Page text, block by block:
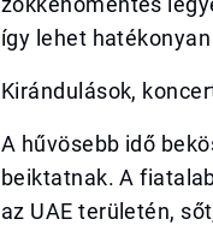
így lehet
Kirándulások,
A hűvösebb idő
beiktatnak. A
az UAE területén,